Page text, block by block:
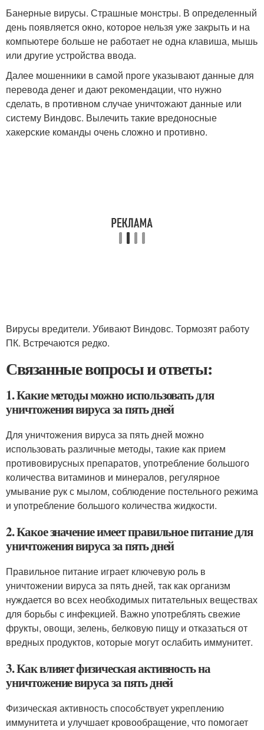
Банерные вирусы. Страшные монстры. В определенный
день появляется окно, которое нельзя уже закрыть и на
компьютере больше не работает не одна клавиша, мышь
или другие устройства ввода.
Далее мошенники в самой проге указывают данные для
перевода денег и дают рекомендации, что нужно
сделать, в противном случае уничтожают данные или
систему Виндовс. Вылечить такие вредоносные
хакерские команды очень сложно и противно.
Вирусы вредители. Убивают Виндовс. Тормозят работу
ПК. Встречаются редко.
Связанные вопросы и ответы:
1. Какие методы можно использовать для
уничтожения вируса за пять дней
Для уничтожения вируса за пять дней можно
использовать различные методы, такие как прием
противовирусных препаратов, употребление большого
количества витаминов и минералов, регулярное
умывание рук с мылом, соблюдение постельного режима
и употребление большого количества жидкости.
2. Какое значение имеет правильное питание для
уничтожения вируса за пять дней
Правильное питание играет ключевую роль в
уничтожении вируса за пять дней, так как организм
нуждается во всех необходимых питательных веществах
для борьбы с инфекцией. Важно употреблять свежие
фрукты, овощи, зелень, белковую пищу и отказаться от
вредных продуктов, которые могут ослабить иммунитет.
3. Как влияет физическая активность на
уничтожение вируса за пять дней
Физическая активность способствует укреплению
иммунитета и улучшает кровообращение, что помогает